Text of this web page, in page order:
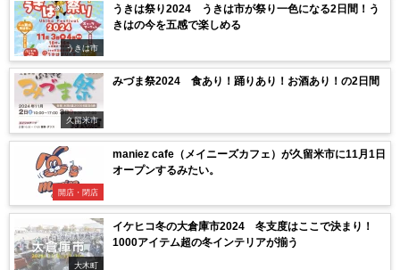
うきは市
うきは祭り2024 うきは市が祭り一色になる2日間！う
きはの今を五感で楽しめる
久留米市
みづま祭2024 食あり！踊りあり！お酒あり！の2日間
開店・閉店
maniez cafe（メイニーズカフェ）が久留米市に11月1日
オープンするみたい。
大木町
イケヒコ冬の大倉庫市2024 冬支度はここで決まり！
1000アイテム超の冬インテリアが揃う